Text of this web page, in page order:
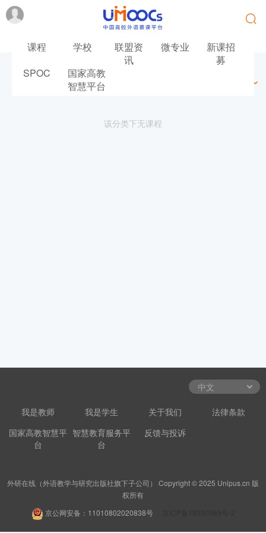
课程 学校
联盟资
讯
微专业
新课招
募
SPOC
国家高教
智慧平台
该分类下无课程
我是教师 我是学生 关于我们
法律条款
国家高教智慧平
台
智慧教育服务平
台
反馈与投诉
外研在线（外语教学与研究出版社旗下子公司） Copyright © 2025 Unipus.cn 版
权所有
京公网安备：11010802020838号